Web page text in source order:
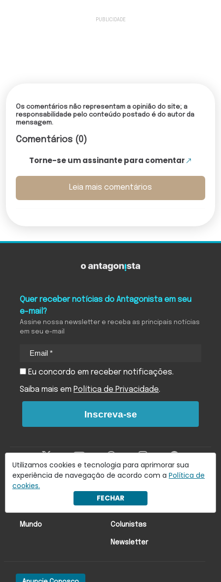
Os comentários não representam a opinião do site; a
responsabilidade pelo conteúdo postado é do autor da
mensagem.
Comentários (0)
Torne-se um assinante para comentar
Leia mais comentários
Utilizamos cookies e tecnologia para aprimorar sua
experiência de navegação de acordo com a Política de
cookies.
FECHAR
Últimas Notícias
Mundo
Lado oa!
Colunistas
Newsletter
Quer receber notícias do Antagonista em seu
e-mail?
Assine nossa newsletter e receba as principais notícias
em seu e-mail
Eu concordo em receber notificações.
Saiba mais em Política de Privacidade.
Inscreva-se